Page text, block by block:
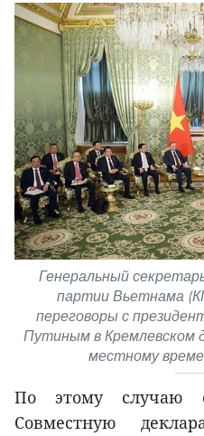
Генеральный
партии Вьетнама
переговоры с
Путиным в Кремлевском
местному
По этому случаю
Совместную